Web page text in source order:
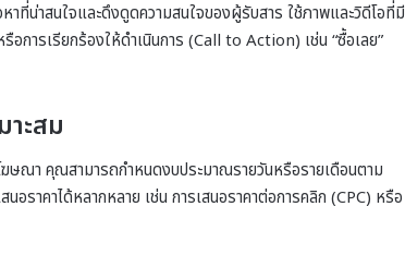
ที่น่าสนใจและดึงดูดความสนใจของผู้รับสาร ใช้ภาพและวิดีโอที่มี
การเรียกร้องให้ดำเนินการ (Call to Action) เช่น “ซื้อเลย”
ะสม
ษณา คุณสามารถกำหนดงบประมาณรายวันหรือรายเดือนตาม
อราคาได้หลากหลาย เช่น การเสนอราคาต่อการคลิก (CPC) หรือ